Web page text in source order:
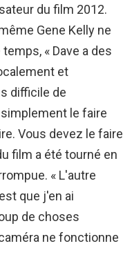
du film 2012.
Gene Kelly ne
« Dave a des
et
difficile de
le faire
Vous devez le faire
film a été tourné en
« L'autre
que j'en ai
de choses
ne fonctionne